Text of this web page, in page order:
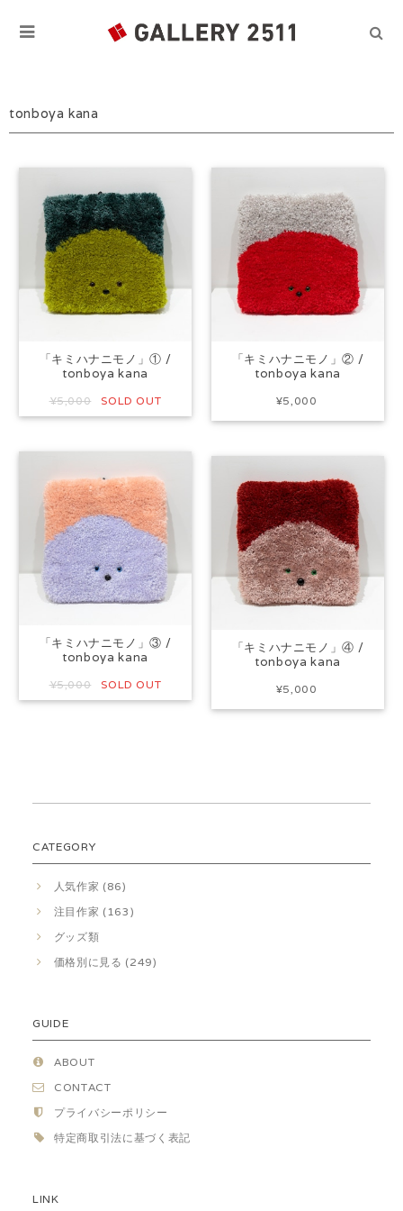
tonboya kana
「キミハナニモノ」① /
tonboya kana
¥5,000 SOLD OUT
「キミハナニモノ」② /
tonboya kana
¥5,000
「キミハナニモノ」③ /
tonboya kana
¥5,000 SOLD OUT
「キミハナニモノ」④ /
tonboya kana
¥5,000
CATEGORY
人気作家 (86)
注目作家 (163)
グッズ類
価格別に見る (249)
GUIDE
ABOUT
CONTACT
プライバシーポリシー
特定商取引法に基づく表記
LINK